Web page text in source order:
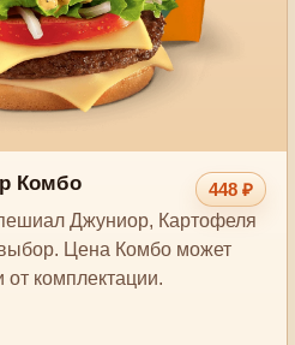
Комбо
448 ₽
Джуниор, Картофеля
Цена Комбо может
от комплектации.